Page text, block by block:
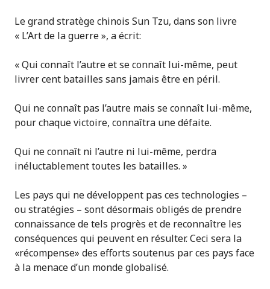
Le grand stratège chinois Sun Tzu, dans son livre
« L’Art de la guerre », a écrit:
« Qui connaît l’autre et se connaît lui-même, peut
livrer cent batailles sans jamais être en péril.
Qui ne connaît pas l’autre mais se connaît lui-même,
pour chaque victoire, connaîtra une défaite.
Qui ne connaît ni l’autre ni lui-même, perdra
inéluctablement toutes les batailles. »
Les pays qui ne développent pas ces technologies –
ou stratégies – sont désormais obligés de prendre
connaissance de tels progrès et de reconnaître les
conséquences qui peuvent en résulter. Ceci sera la
«récompense» des efforts soutenus par ces pays face
à la menace d’un monde globalisé.